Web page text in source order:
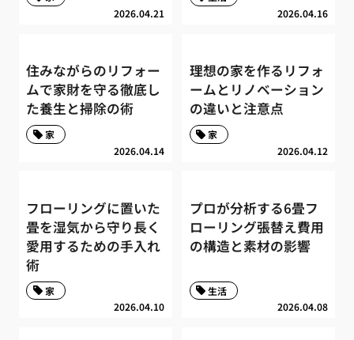
2026.04.21
2026.04.16
住みながらのリフォー
ムで家財を守る徹底し
た養生と掃除の術
2026.04.14
家
理想の家を作るリフォ
ームとリノベーション
の違いと注意点
2026.04.12
家
フローリングに置いた
畳を湿気から守り長く
愛用するための手入れ
術
2026.04.10
家
プロが分析する6畳フ
ローリング張替え費用
の構造と素材の影響
2026.04.08
生活